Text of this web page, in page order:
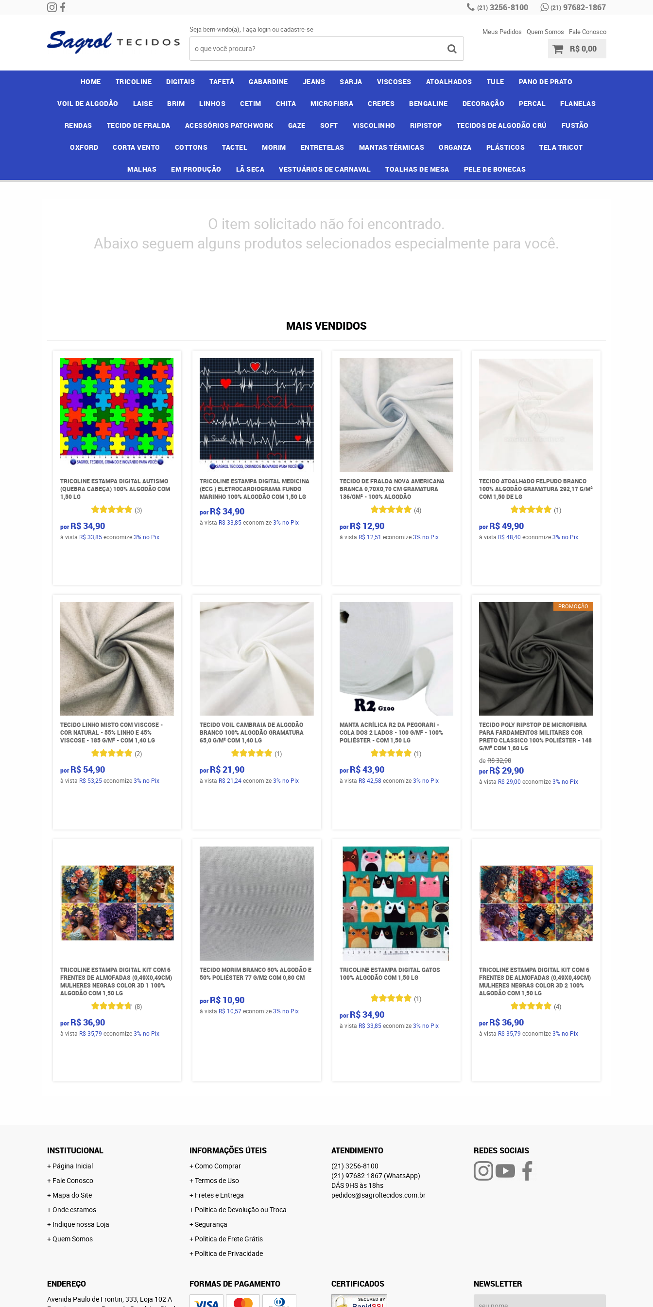
(21) 3256-8100 (21) 97682-1867
Seja bem-vindo(a), Faça loginoucadastre-se Meus Pedidos Quem Somos Fale Conosco
R$ 0,00
HOME TRICOLINE DIGITAIS TAFETÁ GABARDINE JEANS SARJA VISCOSES ATOALHADOS TULE PANO DE PRATO
VOIL DE ALGODÃO LAISE BRIM LINHOS CETIM CHITA MICROFIBRA CREPES BENGALINE DECORAÇÃO PERCAL FLANELAS
RENDAS TECIDO DE FRALDA ACESSÓRIOS PATCHWORK GAZE SOFT VISCOLINHO RIPISTOP TECIDOS DE ALGODÃO CRÚ FUSTÃO
OXFORD CORTA VENTO COTTONS TACTEL MORIM ENTRETELAS MANTAS TÉRMICAS ORGANZA PLÁSTICOS TELA TRICOT
MALHAS EM PRODUÇÃO LÃ SECA VESTUÁRIOS DE CARNAVAL TOALHAS DE MESA PELE DE BONECAS
O item solicitado não foi encontrado.
Abaixo seguem alguns produtos selecionados especialmente para você.
MAIS VENDIDOS
TRICOLINE ESTAMPA DIGITAL AUTISMO
(QUEBRA CABEÇA) 100% ALGODÃO COM
1,50 LG
(3)
por R$ 34,90
à vista R$ 33,85economize3% no Pix
TRICOLINE ESTAMPA DIGITAL MEDICINA
(ECG ) ELETROCARDIOGRAMA FUNDO
MARINHO 100% ALGODÃO COM 1,50 LG
por R$ 34,90
à vista R$ 33,85economize3%no Pix
TECIDO DE FRALDA NOVA AMERICANA
BRANCA 0,70X0,70 CM GRAMATURA
136/GM² - 100% ALGODÃO
(4)
por R$ 12,90
à vista R$ 12,51 economize3% no Pix
TECIDO ATOALHADO FELPUDO BRANCO
100% ALGODÃO GRAMATURA 292,17 G/M²
COM 1,50 DE LG
(1)
por R$ 49,90
à vista R$ 48,40 economize3%no Pix
TECIDO LINHO MISTO COM VISCOSE -
COR NATURAL - 55% LINHO E 45%
VISCOSE - 185 G/M² - COM 1,40 LG
(2)
por R$ 54,90
à vista R$ 53,25economize3% no Pix
TECIDO VOIL CAMBRAIA DE ALGODÃO
BRANCO 100% ALGODÃO GRAMATURA
65,0 G/M² COM 1,40 LG
(1)
por R$ 21,90
à vista R$ 21,24economize3%no Pix
MANTA ACRÍLICA R2 DA PEGORARI -
COLA DOS 2 LADOS - 100 G/M² - 100%
POLIÉSTER - COM 1,50 LG
(1)
por R$ 43,90
à vista R$ 42,58 economize3% no Pix
PROMOÇÃO
TECIDO POLY RIPSTOP DE MICROFIBRA
PARA FARDAMENTOS MILITARES COR
PRETO CLASSICO 100% POLIÉSTER - 148
G/M² COM 1,60 LG
deR$ 32,90
por R$ 29,90
à vista R$ 29,00 economize3%no Pix
TRICOLINE ESTAMPA DIGITAL KIT COM 6
FRENTES DE ALMOFADAS (0,49X0,49CM)
MULHERES NEGRAS COLOR 3D 1 100%
ALGODÃO COM 1,50 LG
(8)
por R$ 36,90
à vista R$ 35,79 economize3% no Pix
TECIDO MORIM BRANCO 50% ALGODÃO E
50% POLIÉSTER 77 G/M2 COM 0,80 CM
por R$ 10,90
à vista R$ 10,57economize3%no Pix
TRICOLINE ESTAMPA DIGITAL GATOS
100% ALGODÃO COM 1,50 LG
(1)
por R$ 34,90
à vista R$ 33,85economize3% no Pix
TRICOLINE ESTAMPA DIGITAL KIT COM 6
FRENTES DE ALMOFADAS (0,49X0,49CM)
MULHERES NEGRAS COLOR 3D 2 100%
ALGODÃO COM 1,50 LG
(4)
por R$ 36,90
à vista R$ 35,79 economize3%no Pix
INSTITUCIONAL
Página Inicial
Fale Conosco
Mapa do Site
Onde estamos
Indique nossa Loja
Quem Somos
INFORMAÇÕES ÚTEIS
Como Comprar
Termos de Uso
Fretes e Entrega
Política de Devolução ou Troca
Segurança
Politica de Frete Grátis
Política de Privacidade
ATENDIMENTO
(21) 3256-8100
(21) 97682-1867 (WhatsApp)
DÁS 9HS às 18hs
pedidos@sagroltecidos.com.br
REDES SOCIAIS
ENDEREÇO
Avenida Paulo de Frontin, 333, Loja 102 A
FORMAS DE PAGAMENTO CERTIFICADOS NEWSLETTER